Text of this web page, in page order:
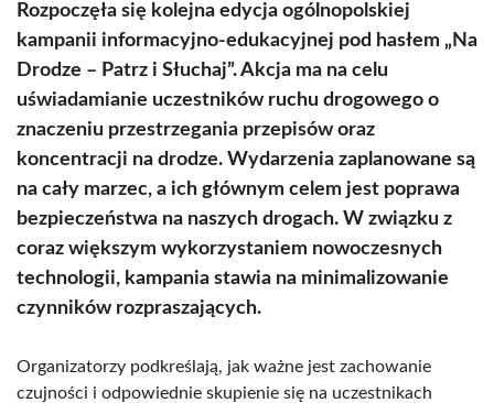
Rozpoczęła się kolejna edycja ogólnopolskiej
kampanii informacyjno-edukacyjnej pod hasłem „Na
Drodze – Patrz i Słuchaj”. Akcja ma na celu
uświadamianie uczestników ruchu drogowego o
znaczeniu przestrzegania przepisów oraz
koncentracji na drodze. Wydarzenia zaplanowane są
na cały marzec, a ich głównym celem jest poprawa
bezpieczeństwa na naszych drogach. W związku z
coraz większym wykorzystaniem nowoczesnych
technologii, kampania stawia na minimalizowanie
czynników rozpraszających.
Organizatorzy podkreślają, jak ważne jest zachowanie
czujności i odpowiednie skupienie się na uczestnikach